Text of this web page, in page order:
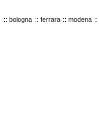
:: bologna :: ferrara :: modena ::